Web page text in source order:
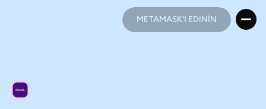
METAMASK'I EDİNİN